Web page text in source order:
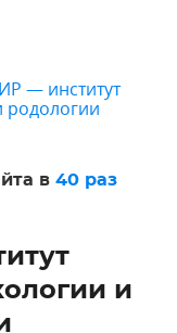
— институт
родологии
в 40 раз
и